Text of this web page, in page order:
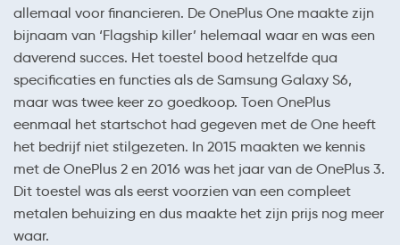
allemaal voor financieren. De OnePlus One maakte zijn
bijnaam van ‘Flagship killer’ helemaal waar en was een
daverend succes. Het toestel bood hetzelfde qua
specificaties en functies als de Samsung Galaxy S6,
maar was twee keer zo goedkoop. Toen OnePlus
eenmaal het startschot had gegeven met de One heeft
het bedrijf niet stilgezeten. In 2015 maakten we kennis
met de OnePlus 2 en 2016 was het jaar van de OnePlus 3.
Dit toestel was als eerst voorzien van een compleet
metalen behuizing en dus maakte het zijn prijs nog meer
waar.